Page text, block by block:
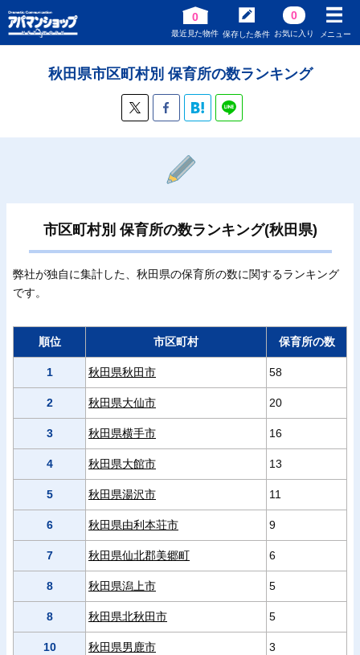
0
最近見た物件 保存した条件
0
お気に入り メニュー
秋田県市区町村別 保育所の数ランキング
市区町村別 保育所の数ランキング(秋田県)
弊社が独自に集計した、秋田県の保育所の数に関するランキング
です。
順位 市区町村 保育所の数
1 秋田県秋田市 58
2 秋田県大仙市 20
3 秋田県横手市 16
4 秋田県大館市 13
5 秋田県湯沢市 11
6 秋田県由利本荘市 9
7 秋田県仙北郡美郷町 6
8 秋田県潟上市 5
8 秋田県北秋田市 5
10 秋田県男鹿市 3